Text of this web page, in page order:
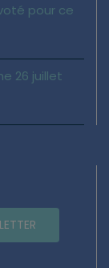
pour ce
26 juillet